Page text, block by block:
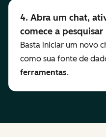
4. Abra um chat,
comece a pesquisar
Basta iniciar um novo
como sua fonte de
ferramentas.